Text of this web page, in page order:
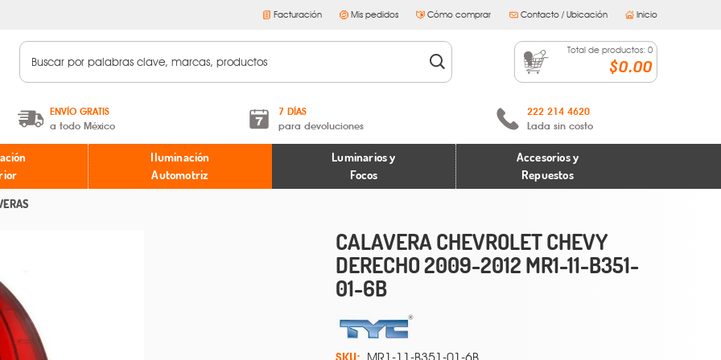
Facturación Mis pedidos Cómo comprar Contacto / Ubicación Inicio
Total de productos: 0
$0.00
ENVÍO GRATIS
a todo México
A partir de $599 MXN.
* Aplican restricciones
7 DÍAS
para devoluciones
Términos y condiciones
Políticas de devoluciones
222 214 4620
Lada sin costo
Iluminación
Automotriz
Luminarios y
Focos
Accesorios y
Repuestos
CALAVERA CHEVROLET CHEVY
DERECHO 2009-2012 MR1-11-B351-
01-6B